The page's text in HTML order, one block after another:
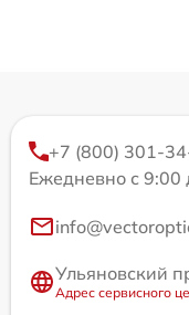
+7 (800) 301-
Ежедневно с 9:00
Ульяновский
Адрес сервисного